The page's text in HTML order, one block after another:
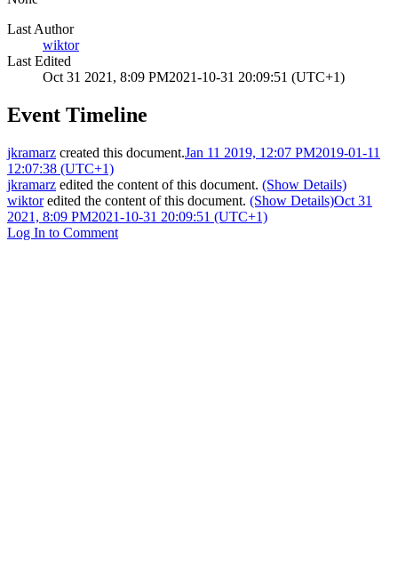
Last Author
wiktor
Last Edited
Oct 31 2021, 8:09 PM2021-10-31 20:09:51 (UTC+1)
Event Timeline
jkramarz created this document.Jan 11 2019, 12:07 PM2019-01-11
12:07:38 (UTC+1)
jkramarz edited the content of this document. (Show Details)
wiktoredited the content of this document. (Show Details)Oct 31
2021, 8:09 PM2021-10-31 20:09:51 (UTC+1)
Log In to Comment